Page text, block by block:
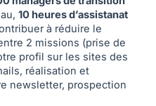
10 heures d’assistanat
à réduire le
2 missions (prise de
profil sur les sites des
réalisation et
newsletter, prospection